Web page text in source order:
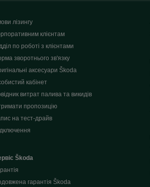
лізингу
клієнтам
по роботі з клієнтами
зворотнього зв'язку
аксесуари Škoda
кабінет
витрат палива та викидів
пропозицію
на тест-драйв
Škoda
гарантія Škoda